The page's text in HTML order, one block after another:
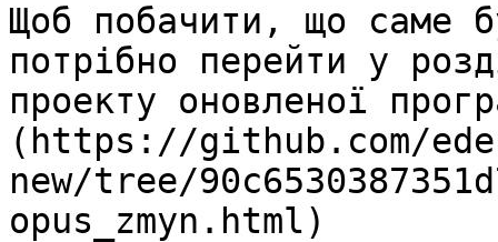
Щоб побачити, що саме
потрібно перейти у
проекту оновленої
(https://github.com/
new/tree/
opus_zmyn.html)